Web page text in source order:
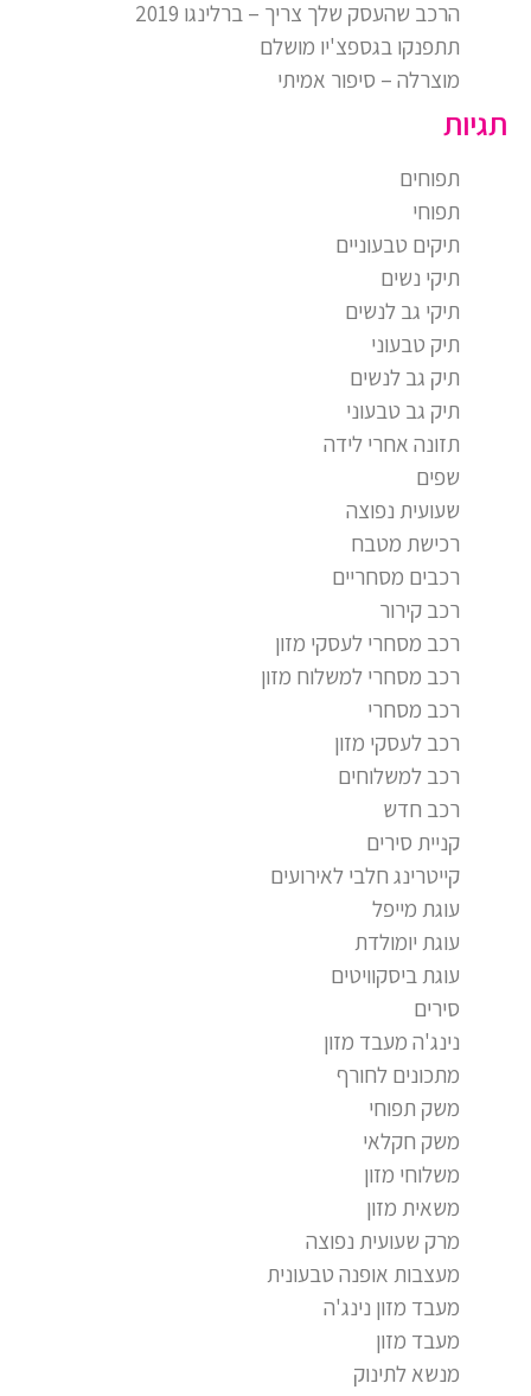
הרכב שהעסק שלך צריך – ברלינגו 2019
תתפנקו בגספצ'יו מושלם
מוצרלה – סיפור אמיתי
תגיות
תפוחים
תפוחי
תיקים טבעוניים
תיקי נשים
תיקי גב לנשים
תיק טבעוני
תיק גב לנשים
תיק גב טבעוני
תזונה אחרי לידה
שפים
שעועית נפוצה
רכישת מטבח
רכבים מסחריים
רכב קירור
רכב מסחרי לעסקי מזון
רכב מסחרי למשלוח מזון
רכב מסחרי
רכב לעסקי מזון
רכב למשלוחים
רכב חדש
קניית סירים
קייטרינג חלבי לאירועים
עוגת מייפל
עוגת יומולדת
עוגת ביסקוויטים
סירים
נינג'ה מעבד מזון
מתכונים לחורף
משק תפוחי
משק חקלאי
משלוחי מזון
משאית מזון
מרק שעועית נפוצה
מעצבות אופנה טבעונית
מעבד מזון נינג'ה
מעבד מזון
מנשא לתינוק